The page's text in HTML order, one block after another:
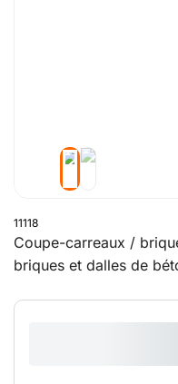
11118
Coupe-carreaux /
briques et dalles de